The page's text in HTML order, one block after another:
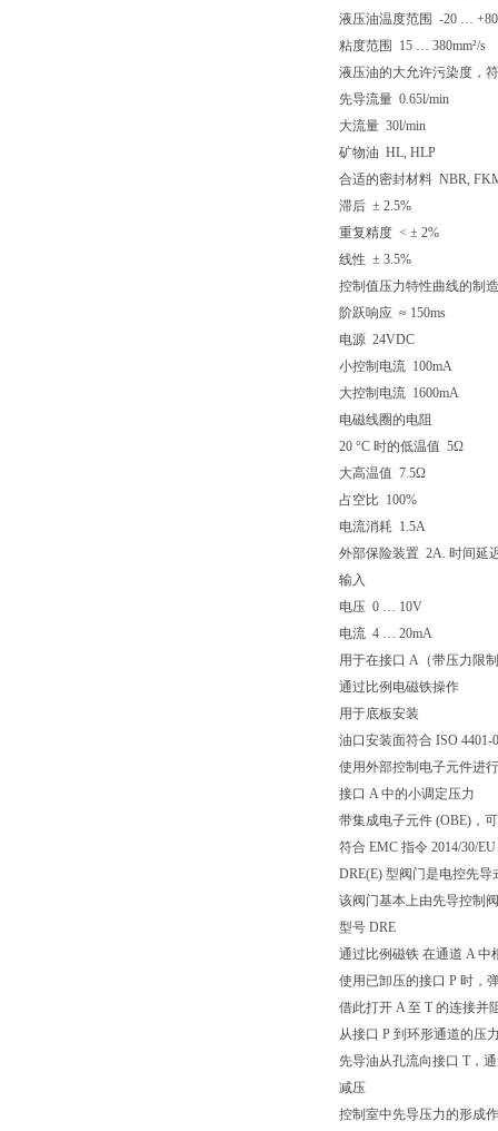
液压油温度范围 -20 …
粘度范围 15 … 380mm²/s
液压油的大允许污染度，
先导流量 0.65l/min
大流量 30l/min
矿物油 HL, HLP
合适的密封材料 NBR,
滞后 ± 2.5%
重复精度 < ± 2%
线性 ± 3.5%
控制值压力特性曲线的制
阶跃响应 ≈ 150ms
电源 24VDC
小控制电流 100mA
大控制电流 1600mA
电磁线圈的电阻
20 °C 时的低温值 5Ω
大高温值 7.5Ω
占空比 100%
电流消耗 1.5A
外部保险装置 2A. 时间延
输入
电压 0 … 10V
电流 4 … 20mA
用于在接口 A（带压力限
通过比例电磁铁操作
用于底板安装
油口安装面符合 ISO 4401-
使用外部控制电子元件进
接口 A 中的小调定压力
带集成电子元件 (OBE)，
符合 EMC 指令 2014/30/
DRE(E) 型阀门是电控先
该阀门基本上由先导控制
型号 DRE
通过比例磁铁 在通道 A 中
使用已卸压的接口 P 时，
借此打开 A 至 T 的连接并
从接口 P 到环形通道的压
先导油从孔流向接口 T，
减压
控制室中先导压力的形成